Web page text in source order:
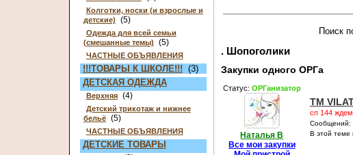
Поиск
. Шопоголики
Закупки одного ОРГа
Статус: ОРГанизатор
Наталья В
Все мои закупки
ТМ
сп 144
Сообщений:
В этой теме
Колготки, носки (и взрослые и
детские)
(5)
Одежда для всей семьи
(смешанные темы)
(5)
ЧАСТНЫЕ ОБЪЯВЛЕНИЯ
!!!ТОВАРЫ К ШКОЛЕ!!! (3)
ДЕТСКАЯ ОДЕЖДА
Верхняя (4)
Детский трикотаж и нижнее
бельё
(5)
ЧАСТНЫЕ ОБЪЯВЛЕНИЯ
ДЕТСКИЕ ТОВАРЫ